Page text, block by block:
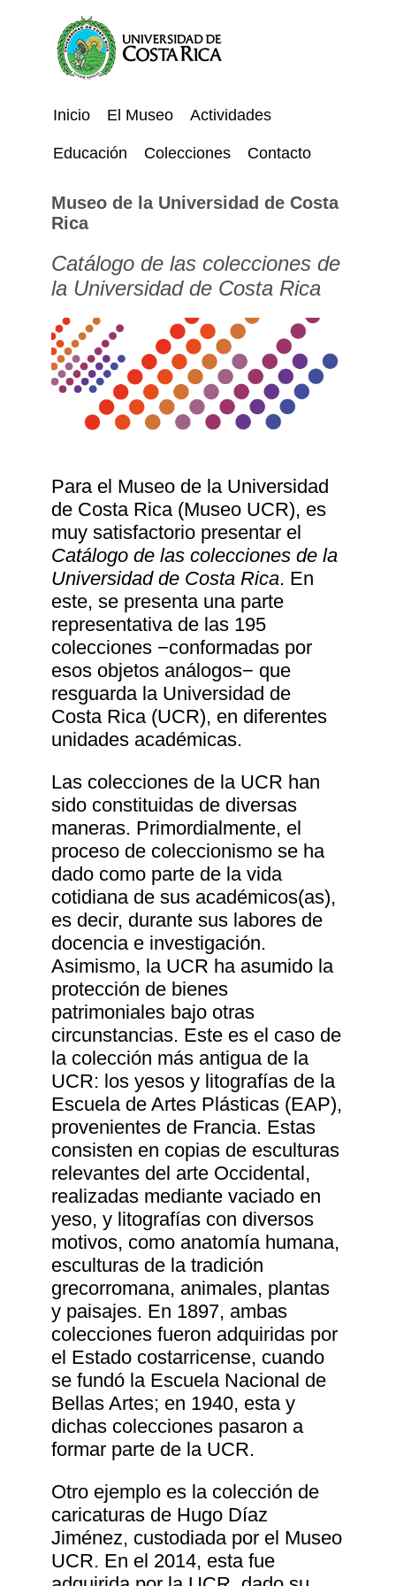
Inicio El Museo Actividades
Educación Colecciones Contacto
Museo de la Universidad de Costa
Rica
Catálogo de las colecciones de
la Universidad de Costa Rica
Para el Museo de la Universidad
de Costa Rica (Museo UCR), es
muy satisfactorio presentar el
Catálogo de las colecciones de la
Universidad de Costa Rica. En
este, se presenta una parte
representativa de las 195
colecciones −conformadas por
esos objetos análogos− que
resguarda la Universidad de
Costa Rica (UCR), en diferentes
unidades académicas.
Las colecciones de la UCR han
sido constituidas de diversas
maneras. Primordialmente, el
proceso de coleccionismo se ha
dado como parte de la vida
cotidiana de sus académicos(as),
es decir, durante sus labores de
docencia e investigación.
Asimismo, la UCR ha asumido la
protección de bienes
patrimoniales bajo otras
circunstancias. Este es el caso de
la colección más antigua de la
UCR: los yesos y litografías de la
Escuela de Artes Plásticas (EAP),
provenientes de Francia. Estas
consisten en copias de esculturas
relevantes del arte Occidental,
realizadas mediante vaciado en
yeso, y litografías con diversos
motivos, como anatomía humana,
esculturas de la tradición
grecorromana, animales, plantas
y paisajes. En 1897, ambas
colecciones fueron adquiridas por
el Estado costarricense, cuando
se fundó la Escuela Nacional de
Bellas Artes; en 1940, esta y
dichas colecciones pasaron a
formar parte de la UCR.
Otro ejemplo es la colección de
caricaturas de Hugo Díaz
Jiménez, custodiada por el Museo
UCR. En el 2014, esta fue